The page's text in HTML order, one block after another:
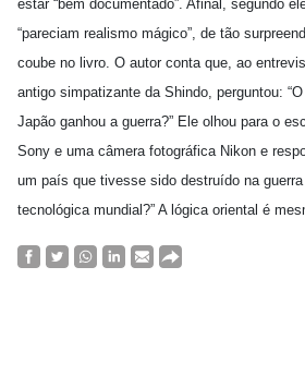
estar “bem documentado”. Afinal, segundo
“pareciam realismo mágico”, de tão
coube no livro. O autor conta que, ao
antigo simpatizante da Shindo, perguntou:
Japão ganhou a guerra?” Ele olhou para o
Sony e uma câmera fotográfica Nikon e
um país que tivesse sido destruído na
tecnológica mundial?” A lógica oriental é